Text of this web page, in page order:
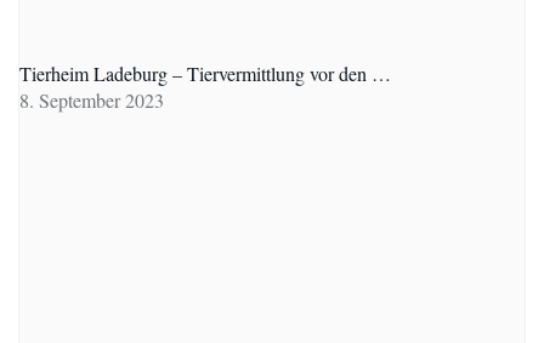
Tierheim Ladeburg – Tiervermittlung vor den …
8. September 2023